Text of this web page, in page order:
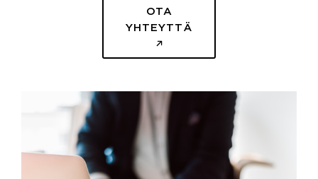
OTA
YHTEYTTÄ